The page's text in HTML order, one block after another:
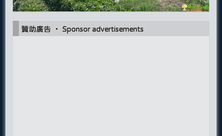
贊助廣告 ‧ Sponsor advertisements